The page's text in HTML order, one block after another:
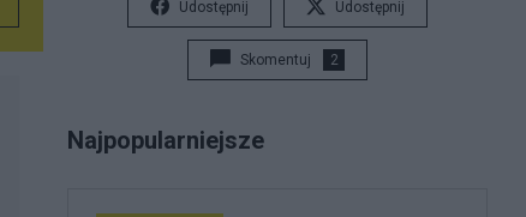
Udostępnij Udostępnij
Skomentuj 2
Najpopularniejsze